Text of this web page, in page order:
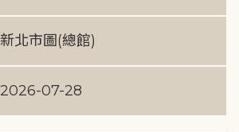
新北市圖(總館)
2026-07-28